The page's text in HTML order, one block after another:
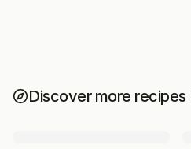
Discover more recipes